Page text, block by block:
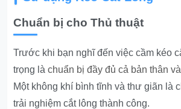
Chuẩn bị cho Thủ thuật
Trước khi bạn nghĩ đến việc cầm kéo
trọng làchuẩn bị đầy đủ cả bản thân
Một không khí bình tĩnh và thư giãn là
trải nghiệm cắt lông thành công.